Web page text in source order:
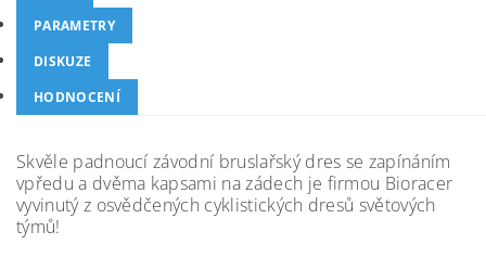
PARAMETRY
DISKUZE
HODNOCENÍ
Skvěle padnoucí závodní bruslařský dres se zapínáním
vpředu a dvěma kapsami na zádech je firmou Bioracer
vyvinutý z osvědčených cyklistických dresů světových
týmů!